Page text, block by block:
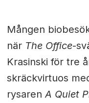
Mången
när The Office-
Krasinski för tre
skräckvirtuos
rysaren A Quiet